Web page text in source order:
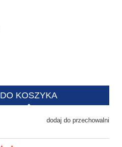
DO KOSZYKA
dodaj do przechowalni